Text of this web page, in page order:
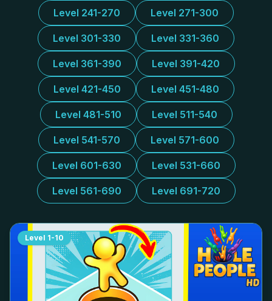
Level 241-270 Level 271-300
Level 301-330 Level 331-360
Level 361-390 Level 391-420
Level 421-450 Level 451-480
Level 481-510 Level 511-540
Level 541-570 Level 571-600
Level 601-630 Level 531-660
Level 561-690 Level 691-720
Level 1-10